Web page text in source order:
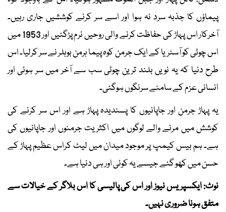
پیماؤں کا جذبہ سرد نہ ہوا اور اسے سر کرنے کوششیں جاری رہیں۔
آخرکار اس پہاڑ کی حفاظت کرنے والی روحیں نرم پڑگئیں اور 1953 میں
اس چوٹی کو آسٹریا کے ایک جرمن کوہ پیما ہرمن بوہلر نے سر کرلیا۔ اس
طرح دنیا کہ یہ نویں بلند ترین چوٹی سب سے آخر میں سر ہوئی اور
انسانی عزم کے سامنے سرنگوں ہوگئی۔
یہ پہاڑ جرمن اور جاپانیوں کا پسندیدہ پہاڑ ہے اور اس سر کرنے کی
کوشش میں مرنے والے لوگوں میں اکثریت جرمنوں اور جاپانیوں کی
ہے۔ ہم بیس كيمپ پر موجود میدان میں لیٹ کراس عظیم پہاڑ کے
حسن میں کھو گئے جیسے یہ کوئی اور ہی دنیا ہے۔
نوٹ: ایکسپریس نیوز اور اس کی پالیسی کا اس بلاگر کے خیالات سے
متفق ہونا ضروری نہیں۔